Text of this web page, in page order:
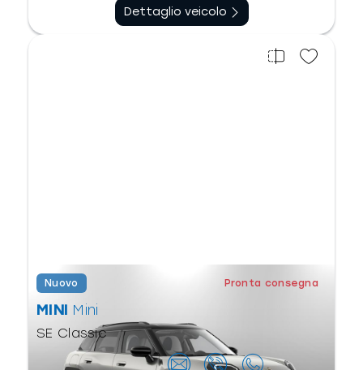
Dettaglio veicolo
Nuovo Pronta consegna
MINI Mini
SE Classic
Contattaci